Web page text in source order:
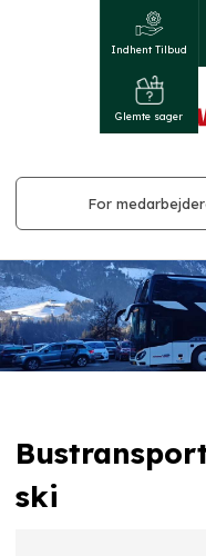
For
Indhent Tilbud
Glemte sager
ski